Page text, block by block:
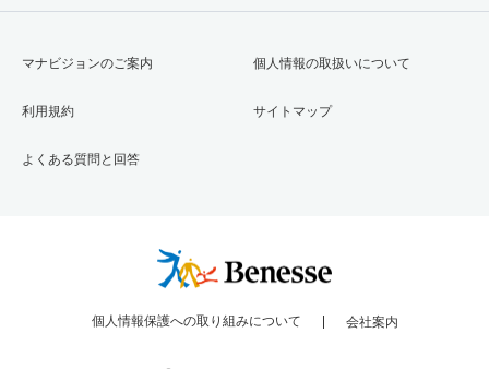
マナビジョンのご案内
利用規約
よくある質問と回答
個人情報の取扱いについて
サイトマップ
個人情報保護への取り組みについて 会社案内